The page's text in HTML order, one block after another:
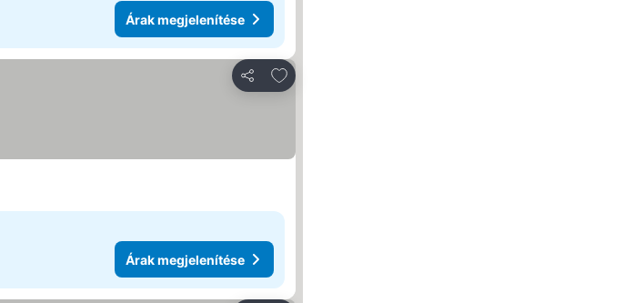
Árak megjelenítése
Megosztás
Hozzáadás a kedvencekhez
Árak megjelenítése